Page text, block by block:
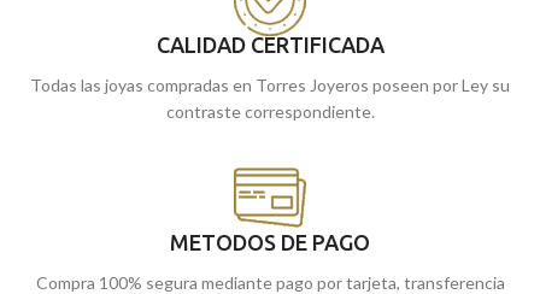
tiendas
cómpralaonline y te
Recógela
Málaga, ocómprala
CALIDAD CERTIFICADA
Todas las joyas compradas en Torres Joyeros poseen por Ley su
contraste correspondiente.
METODOS DE PAGO
Compra 100% segura mediante pago por tarjeta, transferencia